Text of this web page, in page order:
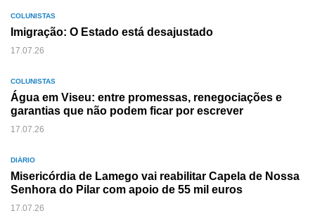
COLUNISTAS
Imigração: O Estado está desajustado
17.07.26
COLUNISTAS
Água em Viseu: entre promessas, renegociações e
garantias que não podem ficar por escrever
17.07.26
DIÁRIO
Misericórdia de Lamego vai reabilitar Capela de Nossa
Senhora do Pilar com apoio de 55 mil euros
17.07.26